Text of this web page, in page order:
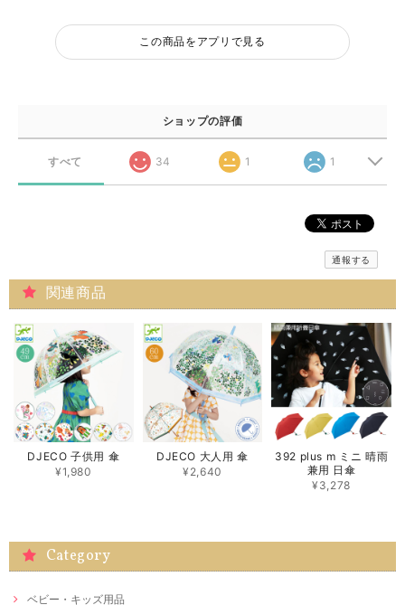
この商品をアプリで見る
ショップの評価
すべて 34 1 1
通報する
関連商品
DJECO 子供用 傘
¥1,980
DJECO 大人用 傘
¥2,640
392 plus m ミニ 晴雨
兼用 日傘
¥3,278
Category
ベビー・キッズ用品